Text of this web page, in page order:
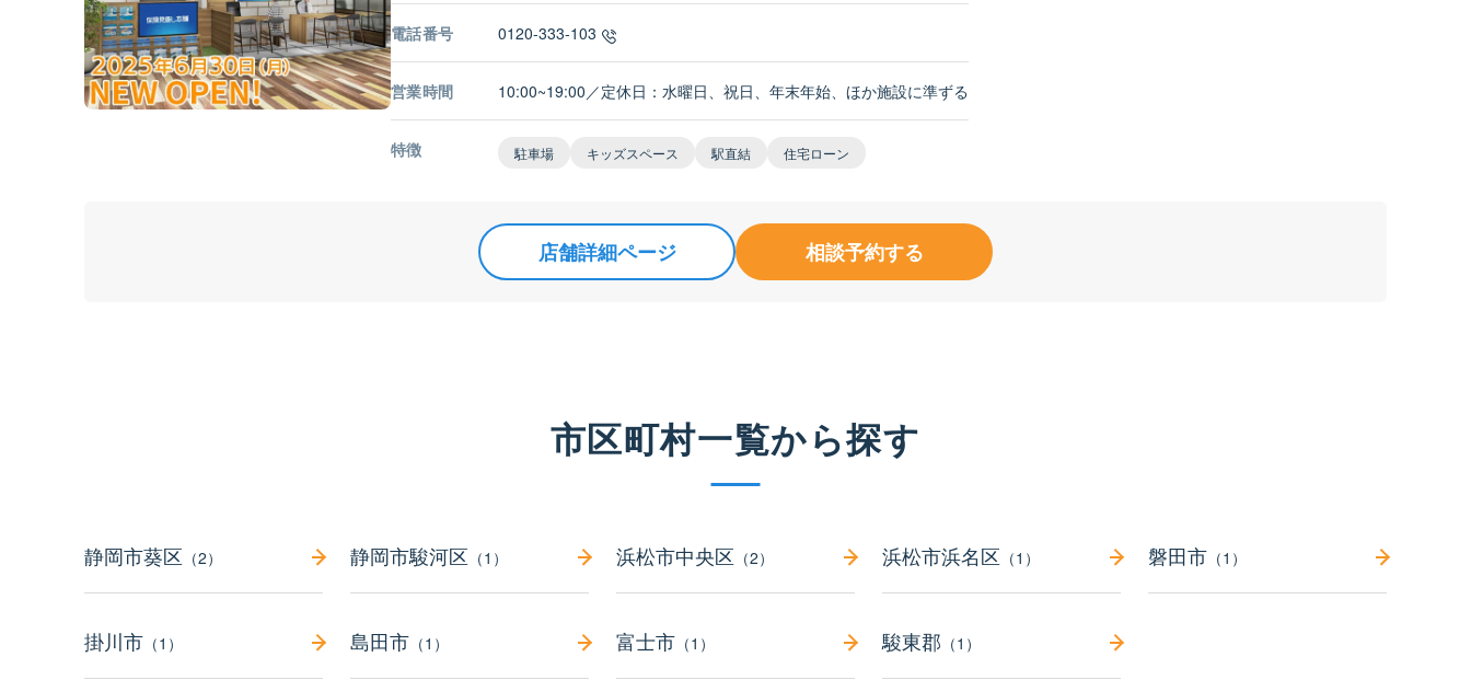
電話番号 0120-333-103
営業時間 10:00~19:00／定休日：水曜日、祝日、年末年始、ほか施設に準ずる
特徴 駐車場 キッズスペース 駅直結 住宅ローン
店舗詳細ページ 相談予約する
市区町村一覧から探す
静岡市葵区 （2） 静岡市駿河区 （1） 浜松市中央区 （2） 浜松市浜名区 （1） 磐田市 （1）
掛川市 （1） 島田市 （1） 富士市 （1） 駿東郡 （1）